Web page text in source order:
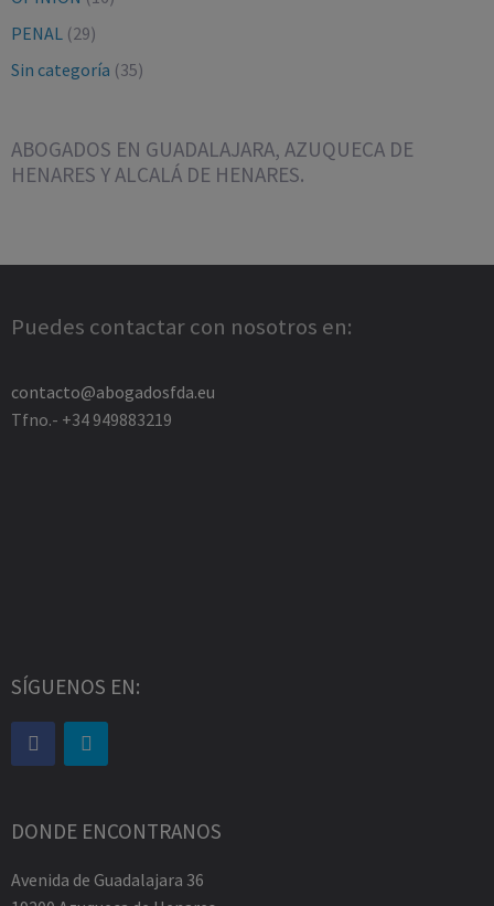
PENAL (29)
Sin categoría (35)
ABOGADOS EN GUADALAJARA, AZUQUECA DE
HENARES Y ALCALÁ DE HENARES.
Puedes contactar con nosotros en:
contacto@abogadosfda.eu
Tfno.- +34 949883219
SÍGUENOS EN:
DONDE ENCONTRANOS
Avenida de Guadalajara 36